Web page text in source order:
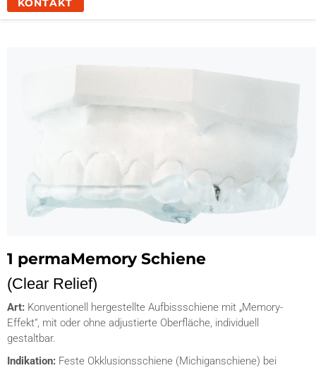
KONTAKT
1 permaMemory Schiene
(Clear Relief)
Art: Konventionell hergestellte Aufbissschiene mit „Memory-
Effekt“, mit oder ohne adjustierte Oberfläche, individuell
gestaltbar.
Indikation: Feste Okklusionsschiene (Michiganschiene) bei